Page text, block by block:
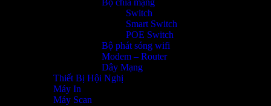
Bộ chia mạng
Switch
Smart Switch
POE Switch
Bộ phát sóng wifi
Modem – Router
Dây Mạng
Thiết Bị Hội Nghị
Máy In
Máy Scan